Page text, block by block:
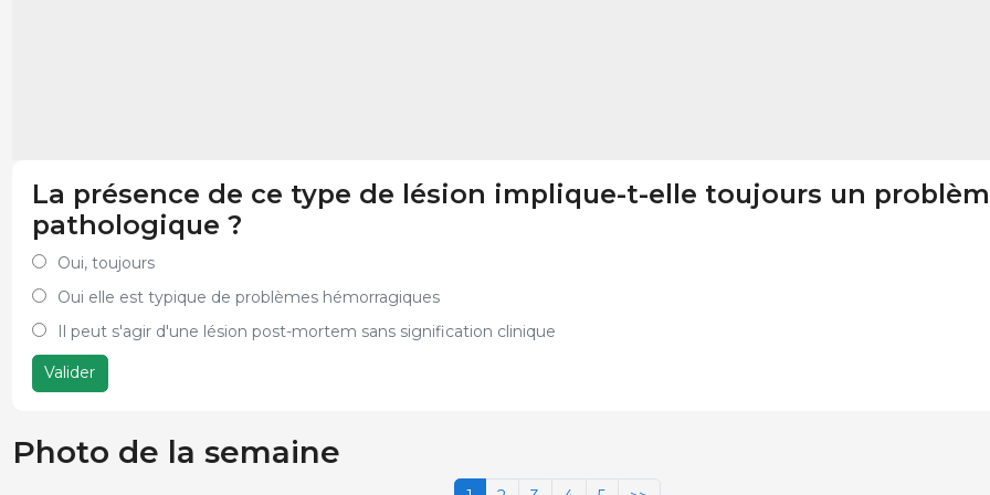
La présence de ce type de lésion implique-t-elle toujours un
pathologique ?
Oui, toujours
Oui elle est typique de problèmes hémorragiques
Il peut s'agir d'une lésion post-mortem sans signification clinique
Valider
Photo de la semaine